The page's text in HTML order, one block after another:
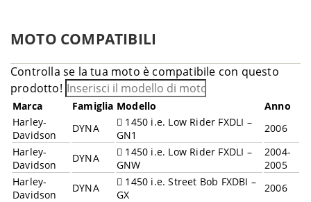
MOTO COMPATIBILI
Controlla se la tua moto è compatibile con questo
prodotto!
Marca Famiglia Modello
Anno
Harley-
Davidson
DYNA
1450 i.e. Low Rider FXDLI –
GN1
2006
Harley-
Davidson
DYNA
1450 i.e. Low Rider FXDLI –
GNW
2004-
2005
Harley-
Davidson
DYNA
1450 i.e. Street Bob FXDBI –
GX
2006